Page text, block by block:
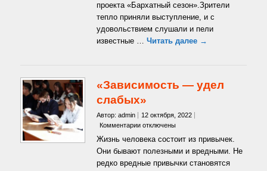
проекта «Бархатный сезон».Зрители
тепло приняли выступление, и с
удовольствием слушали и пели
известные … Читать далее →
«Зависимость — удел
слабых»
Автор: admin
12 октября, 2022
Комментариик
—
удел
отключены
Жизнь человека состоит из привычек.
Они бывают полезными и вредными. Не
редко вредные привычки становятся